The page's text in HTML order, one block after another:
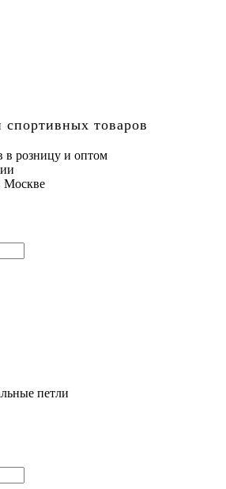
спортивных товаров
в розницу и оптом
Москве
петли